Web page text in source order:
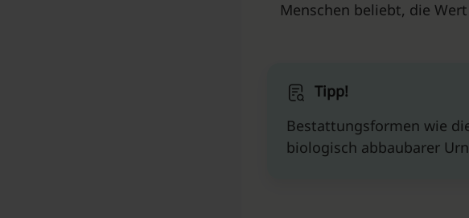
Menschen beliebt, die
Tipp!
Bestattungsformen wie
biologisch abbaubarer